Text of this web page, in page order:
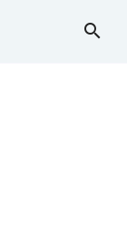
search